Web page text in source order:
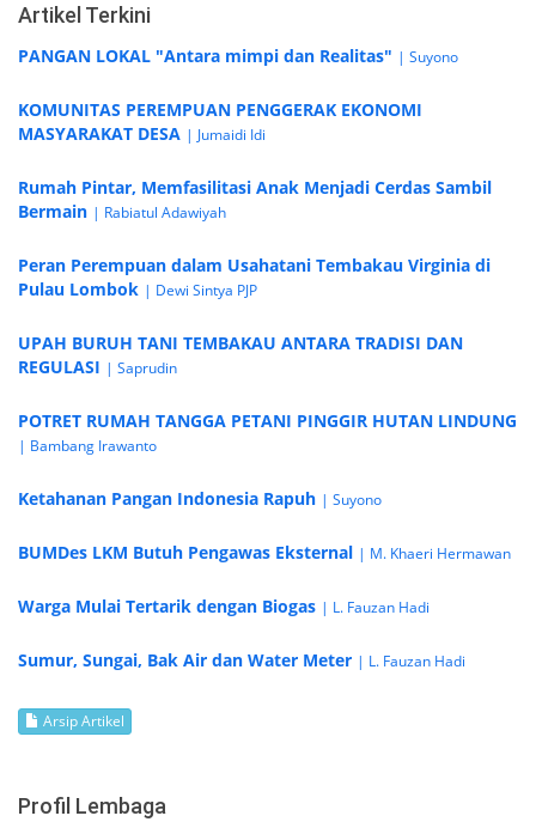
Artikel Terkini
PANGAN LOKAL "Antara mimpi dan Realitas" | Suyono
KOMUNITAS PEREMPUAN PENGGERAK EKONOMI
MASYARAKAT DESA | Jumaidi Idi
Rumah Pintar, Memfasilitasi Anak Menjadi Cerdas Sambil
Bermain | Rabiatul Adawiyah
Peran Perempuan dalam Usahatani Tembakau Virginia di
Pulau Lombok | Dewi Sintya PJP
UPAH BURUH TANI TEMBAKAU ANTARA TRADISI DAN
REGULASI | Saprudin
POTRET RUMAH TANGGA PETANI PINGGIR HUTAN LINDUNG
| Bambang Irawanto
Ketahanan Pangan Indonesia Rapuh | Suyono
BUMDes LKM Butuh Pengawas Eksternal | M. Khaeri Hermawan
Warga Mulai Tertarik dengan Biogas | L. Fauzan Hadi
Sumur, Sungai, Bak Air dan Water Meter | L. Fauzan Hadi
Arsip Artikel
Profil Lembaga